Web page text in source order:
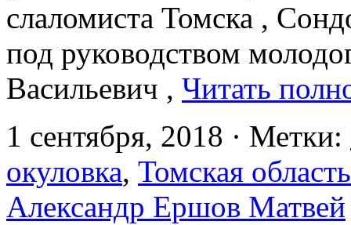
слаломиста Томска ,
под руководством
Васильевич , Читать
1 сентября, 2018 · Метки:
окуловка, Томская область
Александр Ершов Матвей